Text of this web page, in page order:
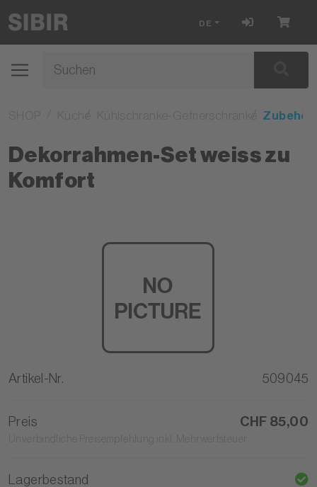
DE
Zubehör
Dekorrahmen-Set weiss zu
Komfort
Artikel-Nr. 509045
Preis CHF 85,00
Lagerbestand